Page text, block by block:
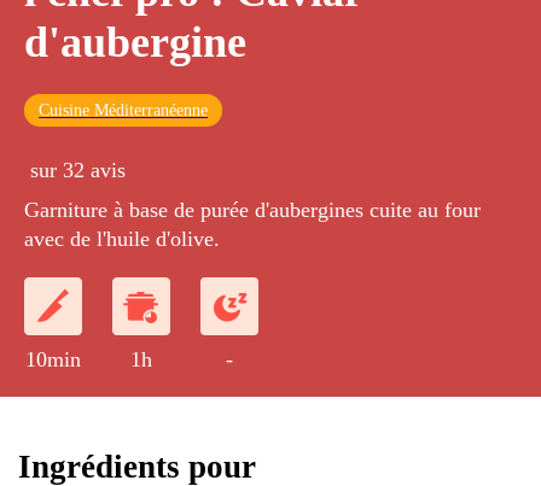
d'aubergine
Cuisine Méditerranéenne
sur 32 avis
Garniture à base de purée d'aubergines cuite au four
avec de l'huile d'olive.
10min 1h -
Ingrédients pour